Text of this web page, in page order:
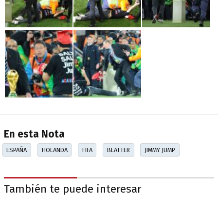
En esta Nota
ESPAÑA HOLANDA FIFA BLATTER JIMMY JUMP
También te puede interesar